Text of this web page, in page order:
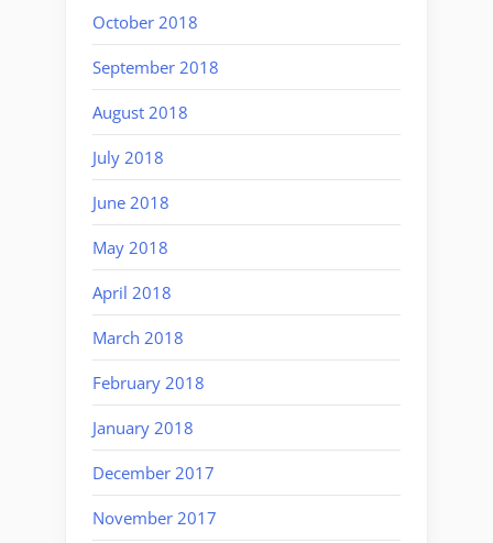
October 2018
September 2018
August 2018
July 2018
June 2018
May 2018
April 2018
March 2018
February 2018
January 2018
December 2017
November 2017